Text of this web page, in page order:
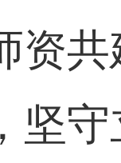
资
坚